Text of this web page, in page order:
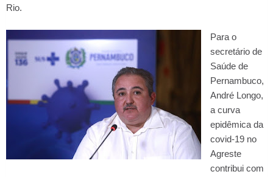
Rio.
Para o
secretário de
Saúde de
Pernambuco,
André Longo,
a curva
epidêmica da
covid-19 no
Agreste
contribui com